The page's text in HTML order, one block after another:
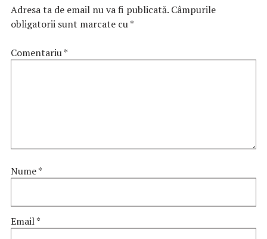
Adresa ta de email nu va fi publicată. Câmpurile
obligatorii sunt marcate cu*
Comentariu*
Nume*
Email*